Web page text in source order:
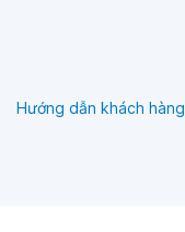
Hướng dẫn khách hàng